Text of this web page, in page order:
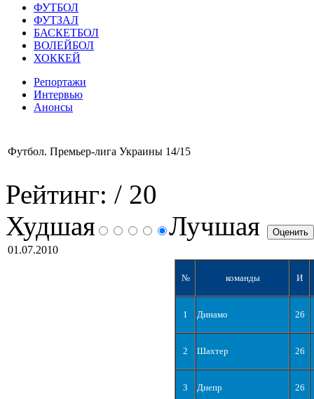
ФУТБОЛ
ФУТЗАЛ
БАСКЕТБОЛ
ВОЛЕЙБОЛ
ХОККЕЙ
Репортажи
Интервью
Анонсы
Футбол. Премьер-лига Украины 14/15
Рейтинг: / 20
Худшая
Лучшая
01.07.2010
№ команды И
1 Динамо 26
2 Шахтер 26
3 Днепр 26